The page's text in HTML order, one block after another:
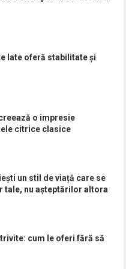
late oferă stabilitate și
o impresie
citrice clasice
un stil de viață care se
tale, nu așteptărilor altora
cum le oferi fără să